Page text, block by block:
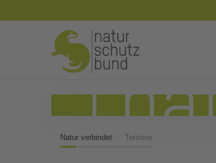
Natur verbindet Termine